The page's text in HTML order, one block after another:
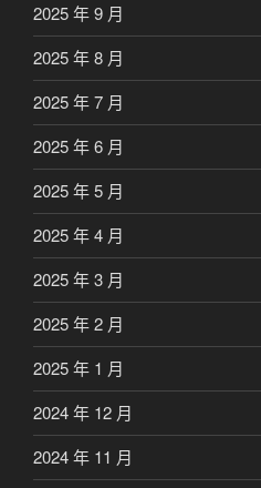
2025 年 9 月
2025 年 8 月
2025 年 7 月
2025 年 6 月
2025 年 5 月
2025 年 4 月
2025 年 3 月
2025 年 2 月
2025 年 1 月
2024 年 12 月
2024 年 11 月